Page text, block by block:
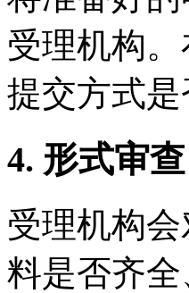
受理机构
提交方式是
4. 形式审查
受理机构
料是否齐